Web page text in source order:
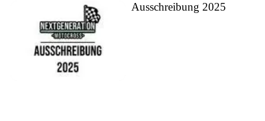
Ausschreibung 2025